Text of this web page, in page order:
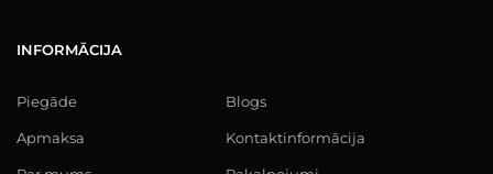
INFORMĀCIJA
Piegāde
Apmaksa
Blogs
Kontaktinformācija